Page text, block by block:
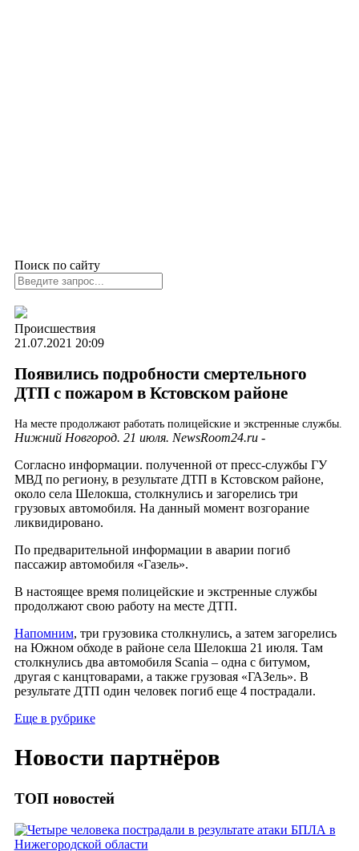
Поиск по сайту
Происшествия
21.07.2021 20:09
Появились подробности смертельного
ДТП с пожаром в Кстовском районе
На месте продолжают работать полицейские и экстренные службы.
Нижний Новгород. 21 июля. NewsRoom24.ru -
Согласно информации. полученной от пресс-службы ГУ
МВД по региону, в результате ДТП в Кстовском районе,
около села Шелокша, столкнулись и загорелись три
грузовых автомобиля. На данный момент возгорание
ликвидировано.
По предварительной информации в аварии погиб
пассажир автомобиля «Газель».
В настоящее время полицейские и экстренные службы
продолжают свою работу на месте ДТП.
Напомним, три грузовика столкнулись, а затем загорелись
на Южном обходе в районе села Шелокша 21 июля. Там
столкнулись два автомобиля Scania – одна с битумом,
другая с канцтоварами, а также грузовая «ГАЗель». В
результате ДТП один человек погиб еще 4 пострадали.
Еще в рубрике
Новости партнёров
ТОП новостей